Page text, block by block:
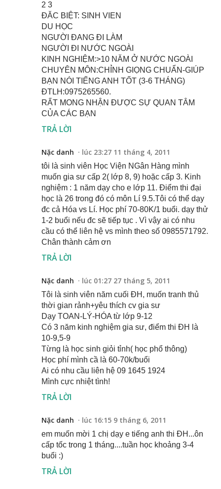
2 3
ĐĂC BIỆT: SINH VIEN
DU HỌC
NGƯỜI ĐANG ĐI LÀM
NGƯỜI ĐI NƯỚC NGOÀI
KINH NGHIỆM:>10 NĂM Ở NƯỚC NGOÀI
CHUYÊN MÔN:CHỈNH GIỌNG CHUẨN-GIÚP
BẠN NÓI TIẾNG ANH TỐT (3-6 THÁNG)
ĐTLH:0975265560.
RẤT MONG NHẬN ĐƯỢC SỰ QUAN TÂM
CỦA CÁC BẠN
TRẢ LỜI
Nặc danh lúc 23:27 11 tháng 4, 2011
tôi là sinh viên Học Viện NGân Hàng mình
muốn gia sư cấp 2( lớp 8, 9) hoặc cấp 3. Kinh
nghiệm : 1 năm dạy cho e lớp 11. Điểm thi đại
học là 26 trong đó có môn Lí 9.5.Tôi có thể dạy
đc cả Hóa vs Lí. Học phí 70-80K/1 buổi. dạy thử
1-2 buổi nếu đc sẽ tiếp tục . Vì vậy ai có nhu
cầu có thể liên hệ vs mình theo số 0985571792.
Chân thành cảm ơn
TRẢ LỜI
Nặc danh lúc 01:27 27 tháng 5, 2011
Tôi là sinh viên năm cuối ĐH, muốn tranh thủ
thời gian rảnh+yêu thích cv gia sư
Dạy TOAN-LÝ-HÓA từ lớp 9-12
Có 3 năm kinh nghiệm gia sư, điểm thi ĐH là
10-9,5-9
Từng là học sinh giỏi tỉnh( học phổ thông)
Học phí mình cầ là 60-70k/buổi
Ai có nhu cầu liên hệ 09 1645 1924
Mình cực nhiệt tình!
TRẢ LỜI
Nặc danh lúc 16:15 9 tháng 6, 2011
em muốn mời 1 chị dạy e tiếng anh thi ĐH...ôn
cấp tốc trong 1 tháng....tuần học khoảng 3-4
buổi :)
TRẢ LỜI